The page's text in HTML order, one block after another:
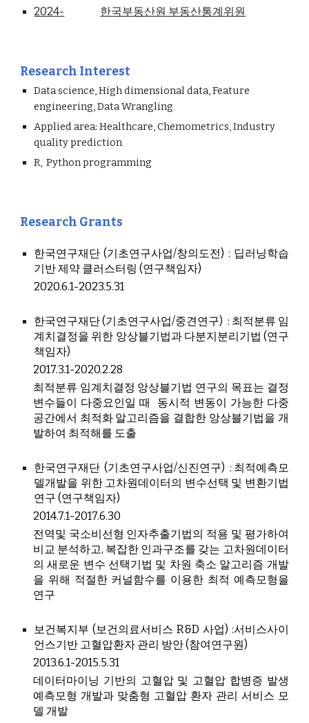
2024-
한국부동산원 부동산통계위원
Research Interest
Data science, High dimensional data, Feature
engineering, Data Wrangling
Applied area: Healthcare, Chemometrics, Industry
quality prediction
R, Python programming
Research Grants
한국연구재단 (기초연구사업/창의도전) : 딥러닝학습
기반 제약 클러스터링 (연구책임자)
2020.6.1-2023.5.31
한국연구재단 (기초연구사업/중견연구) : 최적분류 임
계치결정을 위한 앙상블기법과 다분지분리기법 (연구
책임자)
2017.3.1-2020.2.28
최적분류 임계치결정 앙상블기법 연구의 목표는 결정
변수들이 다중요인일 때 동시적 변동이 가능한 다중
공간에서 최적화 알고리즘을 결합한 앙상블기법을 개
발하여 최적해를 도출
한국연구재단 (기초연구사업/신진연구) : 최적예측모
델개발을 위한 고차원데이터의 변수선택 및 변환기법
연구 (연구책임자)
2014.7.1-2017.6.30
전역및 국소비선형 인자추출기법의 적용 및 평가하여
비교 분석하고, 복잡한 인과구조를 갖는 고차원데이터
의 새로운 변수 선택기법 및 차원 축소 알고리즘 개발
을 위해 적절한 커널함수를 이용한 최적 예측모형을
연구
보건복지부 (보건의료서비스 R&D 사업) :서비스사이
언스기반 고혈압환자 관리 방안 (참여연구원)
2013.6.1-2015.5.31
데이터마이닝 기반의 고혈압 및 고혈압 합병증 발생
예측모형 개발과 맞춤형 고혈압 환자 관리 서비스 모
델 개발